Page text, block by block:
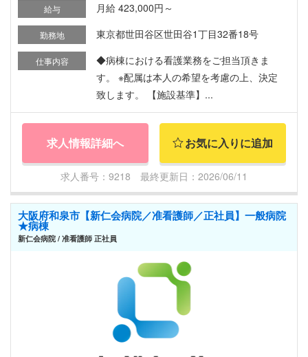
給与 月給 423,000円～
勤務地 東京都世田谷区世田谷1丁目32番18号
仕事内容
◆病棟における看護業務をご担当頂きま
す。 ※配属は本人の希望を考慮の上、決定
致します。 【施設基準】...
求人情報詳細へ お気に入りに追加
求人番号：9218 最終更新日：2026/06/11
大阪府和泉市【新仁会病院／准看護師／正社員】一般病院
★病棟
新仁会病院 / 准看護師 正社員